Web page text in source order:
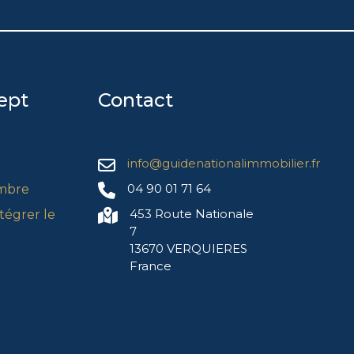
le
Contact
info@guidenationalimmobilier.fr
04 90 01 71 64
453 Route Nationale
7
13670 VERQUIERES
France